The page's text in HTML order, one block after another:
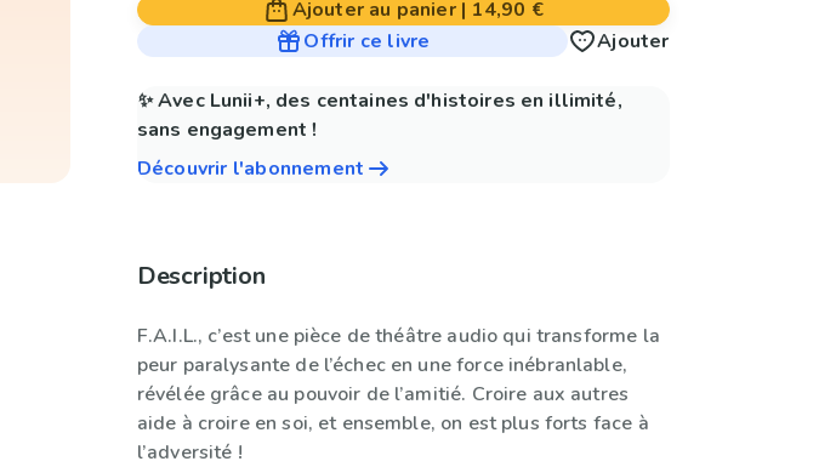
Ajouter au panier| 14,90 €
Offrir ce livre
Ajouter
✨ Avec Lunii+, des centaines d'histoires en illimité,
sans engagement !
Découvrir l'abonnement
Description
F.A.I.L., c’est une pièce de théâtre audio qui transforme la
peur paralysante de l’échec en une force inébranlable,
révélée grâce au pouvoir de l’amitié. Croire aux autres
aide à croire en soi, et ensemble, on est plus forts face à
l’adversité !